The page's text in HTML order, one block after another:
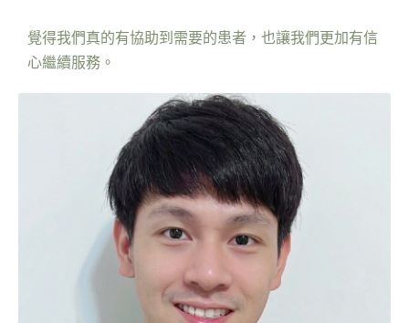
覺得我們真的有協助到需要的患者，也讓我們更加有信
心繼續服務。